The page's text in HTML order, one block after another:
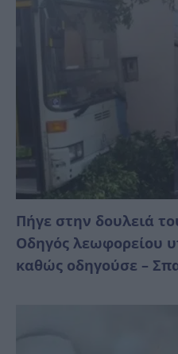
Πήγε στην δουλειά
Οδηγός λεωφορείου
καθώς οδηγούσε –